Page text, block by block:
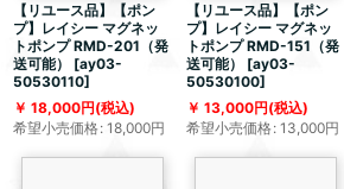
【リユース品】【ポン
プ】レイシー マグネッ
トポンプ RMD-201（発
送可能）
[ay03-
50530110]
18,000円(税込)
希望小売価格: 18,000円
【リユース品】【ポン
プ】レイシー マグネッ
トポンプ RMD-151（発
送可能）
[ay03-
50530100]
13,000円(税込)
希望小売価格: 13,000円